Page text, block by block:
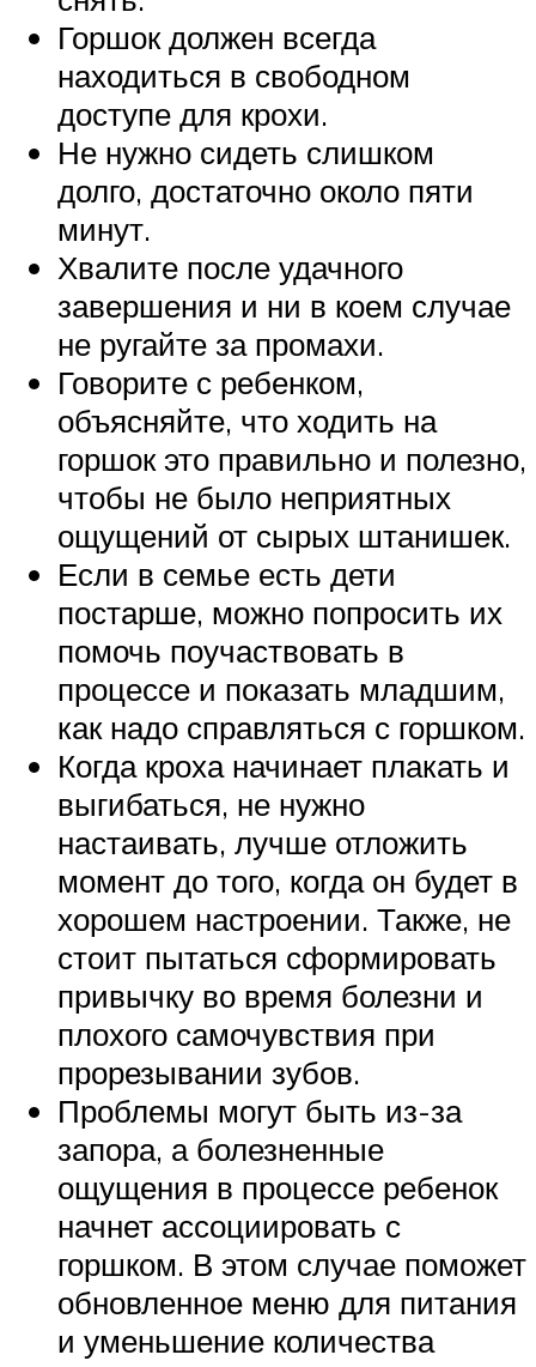
Горшок должен всегда
находиться в свободном
доступе для крохи.
Не нужно сидеть слишком
долго, достаточно около пяти
минут.
Хвалите после удачного
завершения и ни в коем случае
не ругайте за промахи.
Говорите с ребенком,
объясняйте, что ходить на
горшок это правильно и полезно,
чтобы не было неприятных
ощущений от сырых штанишек.
Если в семье есть дети
постарше, можно попросить их
помочь поучаствовать в
процессе и показать младшим,
как надо справляться с горшком.
Когда кроха начинает плакать и
выгибаться, не нужно
настаивать, лучше отложить
момент до того, когда он будет в
хорошем настроении. Также, не
стоит пытаться сформировать
привычку во время болезни и
плохого самочувствия при
прорезывании зубов.
Проблемы могут быть из-за
запора, а болезненные
ощущения в процессе ребенок
начнет ассоциировать с
горшком. В этом случае поможет
обновленное меню для питания
и уменьшение количества